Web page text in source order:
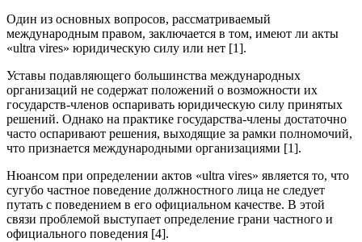
Один из основных вопросов, рассматриваемый
международным правом, заключается в том, имеют ли акты
«ultra vires» юридическую силу или нет [1].
Уставы подавляющего большинства международных
организаций не содержат положений о возможности их
государств-членов оспаривать юридическую силу принятых
решений. Однако на практике государства-члены достаточно
часто оспаривают решения, выходящие за рамки полномочий,
что признается международными организациями [1].
Нюансом при определении актов «ultra vires» является то, что
сугубо частное поведение должностного лица не следует
путать с поведением в его официальном качестве. В этой
связи проблемой выступает определение грани частного и
официального поведения [4].